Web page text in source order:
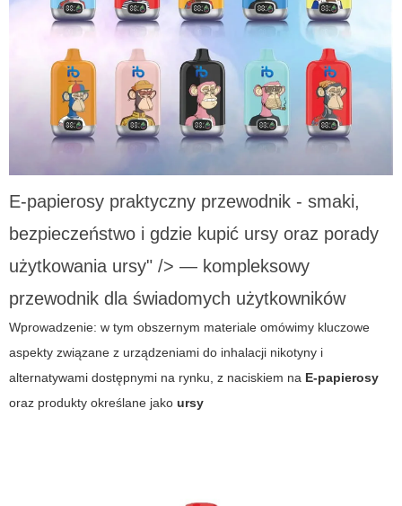
E-papierosy praktyczny przewodnik - smaki,
bezpieczeństwo i gdzie kupić ursy oraz porady
użytkowania ursy" /> — kompleksowy
przewodnik dla świadomych użytkowników
Wprowadzenie: w tym obszernym materiale omówimy kluczowe
aspekty związane z urządzeniami do inhalacji nikotyny i
alternatywami dostępnymi na rynku, z naciskiem na E-papierosy
oraz produkty określane jako ursy